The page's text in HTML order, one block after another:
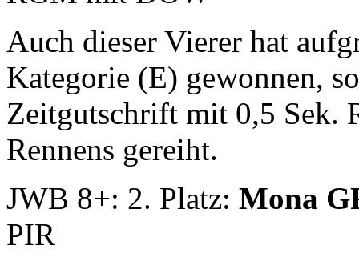
Auch dieser Vierer hat
Kategorie (E) gewonnen,
Zeitgutschrift mit 0,5 Sek.
Rennens gereiht.
JWB 8+: 2. Platz: Mona
PIR